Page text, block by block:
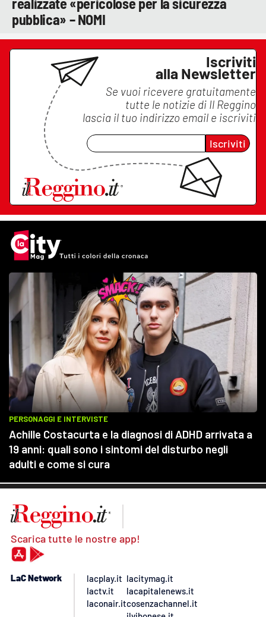
pubblica» – NOMI
Iscriviti
alla Newsletter
Se vuoi ricevere gratuitamente
tutte le notizie di Il Reggino
lascia il tuo indirizzo email e iscriviti
Iscriviti
Scarica tutte le nostre app!
LaC Network
lacplay.it
lactv.it
laconair.it
lacitymag.it
lacapitalenews.it
cosenzachannel.it